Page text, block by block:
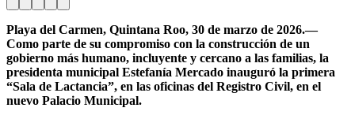
Playa del Carmen, Quintana Roo, 30 de marzo de 2026.—
Como parte de su compromiso con la construcción de un
gobierno más humano, incluyente y cercano a las familias, la
presidenta municipal Estefanía Mercado inauguró la primera
“Sala de Lactancia”, en las oficinas del Registro Civil, en el
nuevo Palacio Municipal.